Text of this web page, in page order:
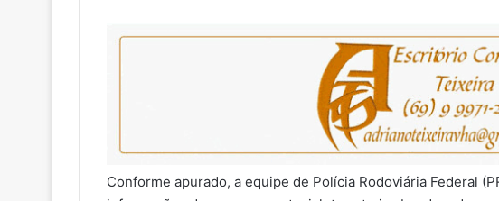
Conforme apurado, a equipe de Polícia Rodoviária Federal